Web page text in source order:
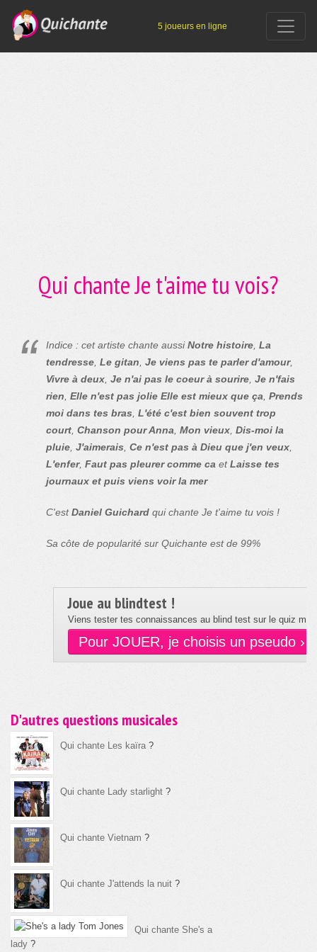
5 joueurs en ligne
Qui chante Je t'aime tu vois?
Indice : cet artiste chante aussiNotre histoire La
tendresse Le gitan Je viens pas te parler d'amour,
Vivre à deux Je n'ai pas le coeur à sourire Je n'fais
rien Elle n'est pas jolie Elle est mieux que ça Prends
moi dans tes bras L'été c'est bien souvent trop
court Chanson pour Anna Mon vieux Dis-moi la
pluie J'aimerais Ce n'est pas à Dieu que j'en veux
L'enfer, Faut pas pleurer comme ca etLaisse tes
journaux et puis viens voir la mer
C'estDaniel Guichard qui chante Je t'aime tu vois !
Sa côte de popularité sur Quichante est de 99%
Joue au blindtest !
Viens tester tes connaissances au blind test sur le quiz
Pour JOUER, je choisis un pseudo ›
D'autres questions musicales
Qui chante Les kaïra ?
Qui chante Lady starlight ?
Qui chante Vietnam ?
Qui chante J'attends la nuit ?
Qui chante She's a
lady ?